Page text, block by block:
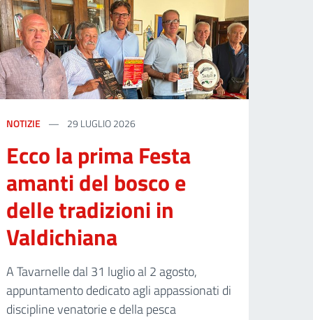
NOTIZIE 29 LUGLIO 2026
Ecco la prima Festa
amanti del bosco e
delle tradizioni in
Valdichiana
A Tavarnelle dal 31 luglio al 2 agosto,
appuntamento dedicato agli appassionati di
discipline venatorie e della pesca